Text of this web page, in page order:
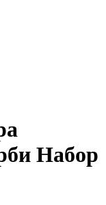
Набор